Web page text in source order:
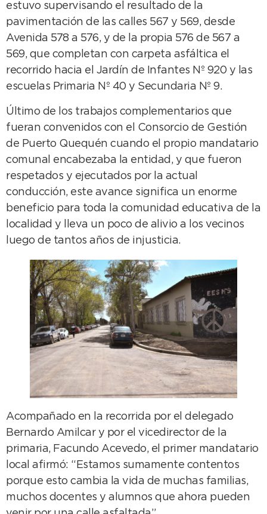
estuvo supervisando el resultado de la
pavimentación de las calles 567 y 569, desde
Avenida 578 a 576, y de la propia 576 de 567 a
569, que completan con carpeta asfáltica el
recorrido hacia el Jardín de Infantes Nº 920 y las
escuelas Primaria Nº 40 y Secundaria Nº 9.
Último de los trabajos complementarios que
fueran convenidos con el Consorcio de Gestión
de Puerto Quequén cuando el propio mandatario
comunal encabezaba la entidad, y que fueron
respetados y ejecutados por la actual
conducción, este avance significa un enorme
beneficio para toda la comunidad educativa de la
localidad y lleva un poco de alivio a los vecinos
luego de tantos años de injusticia.
Acompañado en la recorrida por el delegado
Bernardo Amilcar y por el vicedirector de la
primaria, Facundo Acevedo, el primer mandatario
local afirmó: “Estamos sumamente contentos
porque esto cambia la vida de muchas familias,
muchos docentes y alumnos que ahora pueden